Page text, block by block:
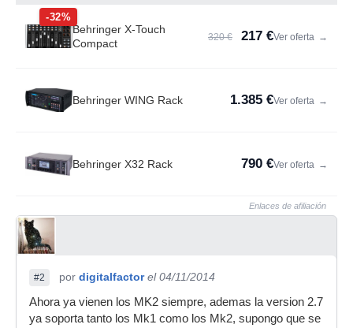
-32%
Behringer X-Touch
Compact
320 € 217 €Ver oferta →
Behringer WING Rack 1.385 €Ver oferta →
Behringer X32 Rack 790 €Ver oferta →
Enlaces de afiliación
#2 por digitalfactor el 04/11/2014
Ahora ya vienen los MK2 siempre, ademas la version 2.7
ya soporta tanto los Mk1 como los Mk2, supongo que se